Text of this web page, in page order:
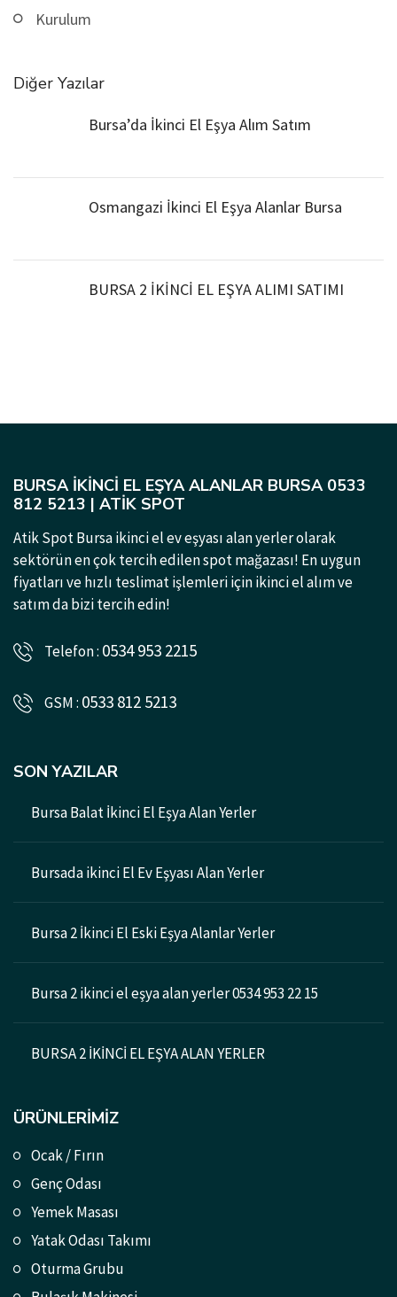
Kurulum
Diğer Yazılar
Bursa’da İkinci El Eşya Alım Satım
Osmangazi İkinci El Eşya Alanlar Bursa
BURSA 2 İKİNCİ EL EŞYA ALIMI SATIMI
BURSA İKINCI EL EŞYA ALANLAR BURSA 0533
812 5213 | ATIK SPOT
Atik Spot Bursa ikinci el ev eşyası alan yerler olarak
sektörün en çok tercih edilen spot mağazası! En uygun
fiyatları ve hızlı teslimat işlemleri için ikinci el alım ve
satım da bizi tercih edin!
Telefon : 0534 953 2215
GSM : 0533 812 5213
SON YAZILAR
Bursa Balat İkinci El Eşya Alan Yerler
Bursada ikinci El Ev Eşyası Alan Yerler
Bursa 2 İkinci El Eski Eşya Alanlar Yerler
Bursa 2 ikinci el eşya alan yerler 0534 953 22 15
BURSA 2 İKİNCİ EL EŞYA ALAN YERLER
ÜRÜNLERIMIZ
Ocak / Fırın
Genç Odası
Yemek Masası
Yatak Odası Takımı
Oturma Grubu